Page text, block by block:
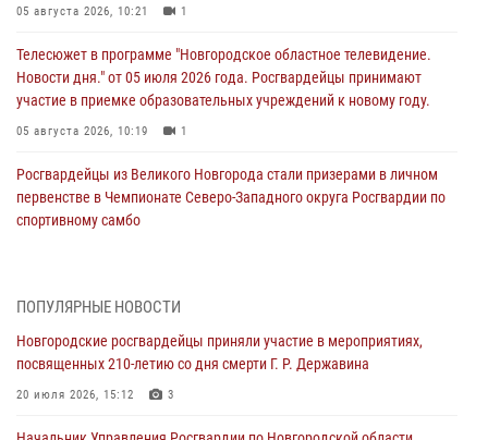
05 августа 2026, 10:21 1
Телесюжет в программе "Новгородское областное телевидение.
Новости дня." от 05 июля 2026 года. Росгвардейцы принимают
участие в приемке образовательных учреждений к новому году.
05 августа 2026, 10:19 1
Росгвардейцы из Великого Новгорода стали призерами в личном
первенстве в Чемпионате Северо-Западного округа Росгвардии по
спортивному самбо
детского лагеря
04 августа 2026, 09:13 5
Новгородские росгвардейцы за неделю осуществили 203 выезда на
ПОПУЛЯРНЫЕ НОВОСТИ
Новгородские росгвардейцы приняли участие в мероприятиях,
посвященных 210-летию со дня смерти Г. Р. Державина
20 июля 2026, 15:12 3